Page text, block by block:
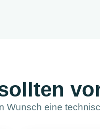
Wunsch eine